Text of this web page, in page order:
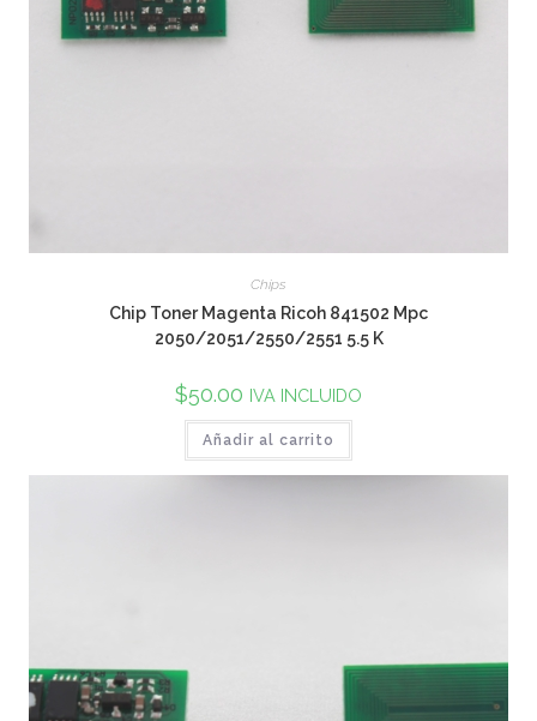
Chips
Chip Toner Magenta Ricoh 841502 Mpc
2050/2051/2550/2551 5.5 K
$50.00 IVA INCLUIDO
Añadir al carrito